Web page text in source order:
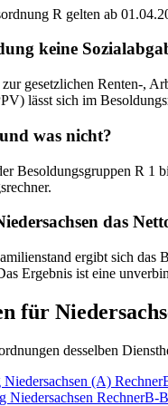
R gelten ab
keine
gesetzlichen Renten-,
lässt sich im
was nicht?
Besoldungsgruppen R
das
ergibt sich
Ergebnis ist eine
für
desselben
Niedersachsen (A) Rechner
Niedersachsen RechnerB-